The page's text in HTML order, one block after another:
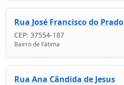
Rua José Francisco do Prado
CEP: 37554-187
Bairro de Fátima
Rua Ana Cândida de Jesus